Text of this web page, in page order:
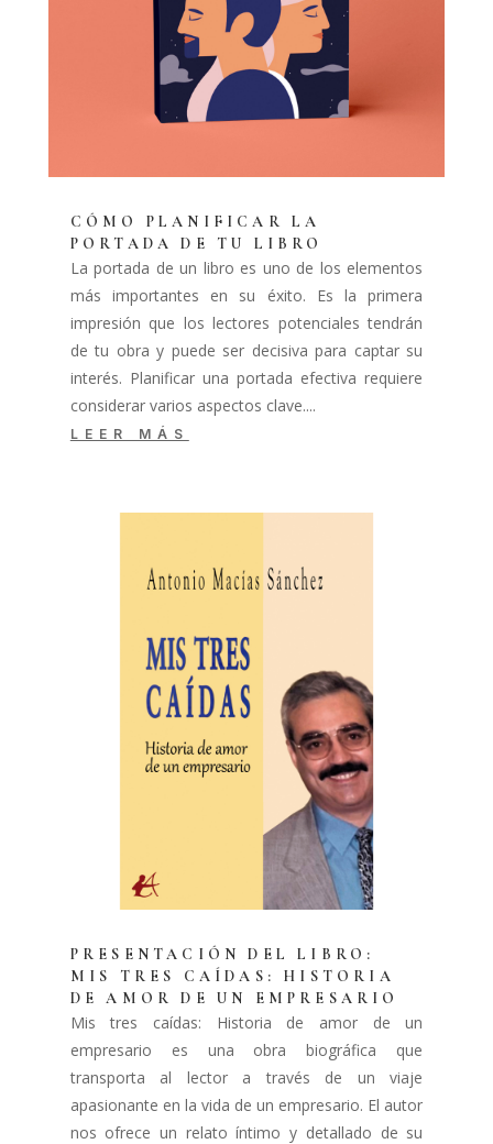
CÓMO PLANIFICAR LA
PORTADA DE TU LIBRO
La portada de un libro es uno de los elementos
más importantes en su éxito. Es la primera
impresión que los lectores potenciales tendrán
de tu obra y puede ser decisiva para captar su
interés. Planificar una portada efectiva requiere
considerar varios aspectos clave....
LEER MÁS
PRESENTACIÓN DEL LIBRO:
MIS TRES CAÍDAS: HISTORIA
DE AMOR DE UN EMPRESARIO
Mis tres caídas: Historia de amor de un
empresario es una obra biográfica que
transporta al lector a través de un viaje
apasionante en la vida de un empresario. El autor
nos ofrece un relato íntimo y detallado de su